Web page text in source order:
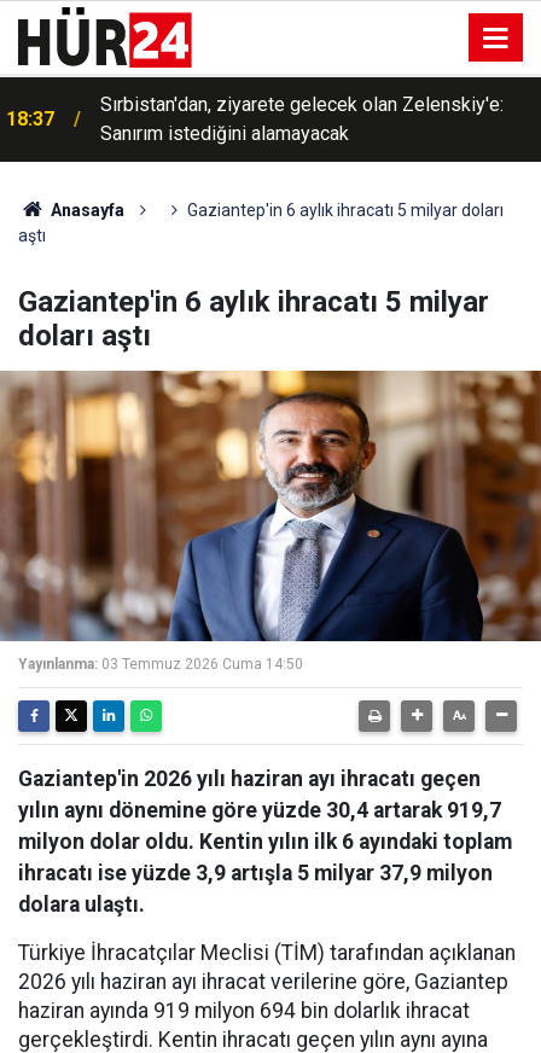
18:37
Sırbistan'dan, ziyarete gelecek olan Zelenskiy'e:
Sanırım istediğini alamayacak
Anasayfa
Gaziantep'in 6 aylık ihracatı 5 milyar doları
aştı
Gaziantep'in 6 aylık ihracatı 5 milyar
doları aştı
Yayınlanma: 03 Temmuz 2026 Cuma 14:50
Gaziantep'in 2026 yılı haziran ayı ihracatı geçen
yılın aynı dönemine göre yüzde 30,4 artarak 919,7
milyon dolar oldu. Kentin yılın ilk 6 ayındaki toplam
ihracatı ise yüzde 3,9 artışla 5 milyar 37,9 milyon
dolara ulaştı.
Türkiye İhracatçılar Meclisi (TİM) tarafından açıklanan
2026 yılı haziran ayı ihracat verilerine göre, Gaziantep
haziran ayında 919 milyon 694 bin dolarlık ihracat
gerçekleştirdi. Kentin ihracatı geçen yılın aynı ayına